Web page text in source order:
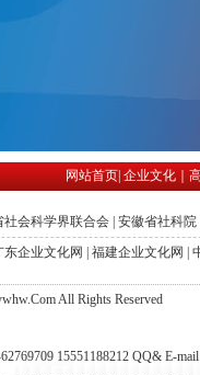
网站首页| 企业文化｜
社会科学界联合会 安徽省社科院
东企业文化网 福建企业文化网
All Rights Reserved
15551188212 QQ& E-